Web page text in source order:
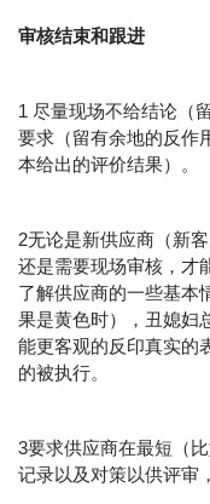
审核结束和跟进
1 尽量现场不给结论（
要求（留有余地的反作
本给出的评价结果）。
2无论是新供应商（新
还是需要现场审核，才
了解供应商的一些基本
果是黄色时），丑媳妇
能更客观的反印真实的
的被执行。
3要求供应商在最短（
记录以及对策以供评审